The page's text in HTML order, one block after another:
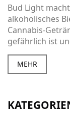
Bud Light
alkoholisches
Cannabis-
gefährlich ist
MEHR